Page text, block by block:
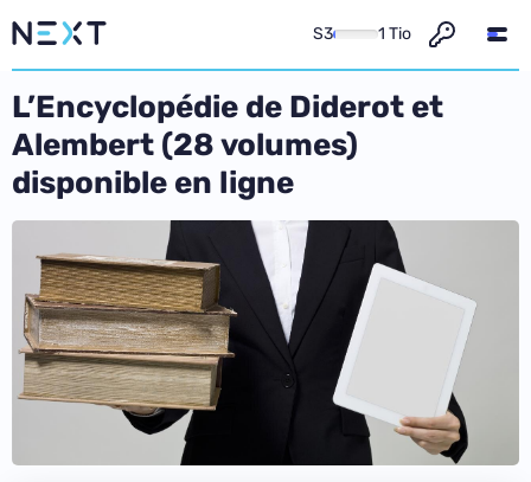
S3 1 Tio
L’Encyclopédie de Diderot et
Alembert (28 volumes)
disponible en ligne